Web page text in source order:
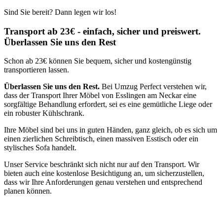
Sind Sie bereit? Dann legen wir los!
Transport ab 23€ - einfach, sicher und preiswert.
Überlassen Sie uns den Rest
Schon ab 23€ können Sie bequem, sicher und kostengünstig
transportieren lassen.
Überlassen Sie uns den Rest. Bei Umzug Perfect verstehen wir,
dass der Transport Ihrer Möbel von Esslingen am Neckar eine
sorgfältige Behandlung erfordert, sei es eine gemütliche Liege oder
ein robuster Kühlschrank.
Ihre Möbel sind bei uns in guten Händen, ganz gleich, ob es sich um
einen zierlichen Schreibtisch, einen massiven Esstisch oder ein
stylisches Sofa handelt.
Unser Service beschränkt sich nicht nur auf den Transport. Wir
bieten auch eine kostenlose Besichtigung an, um sicherzustellen,
dass wir Ihre Anforderungen genau verstehen und entsprechend
planen können.